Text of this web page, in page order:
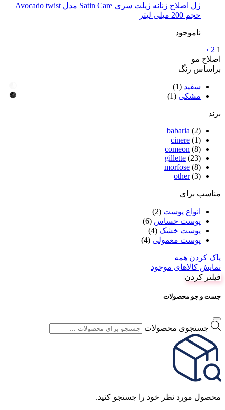
ژل اصلاح زنانه ژیلت سری Satin Care مدل Avocado twist
حجم 200 میلی لیتر
ناموجود
1
2
›
اصلاح مو
براساس رنگ
سفید (1)
مشکی (1)
برند
babaria (2)
cinere (1)
comeon (8)
gillette (23)
morfose (8)
other (3)
مناسب برای
انواع پوست (2)
پوست حساس (6)
پوست خشک (4)
پوست معمولی (4)
پاک کردن همه
نمایش کالاهای موجود
فیلتر کردن
جست و جو محصولات
جستجوی محصولات
محصول مورد نظر خود را جستجو کنید.